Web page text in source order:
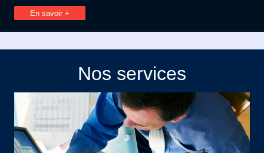
En savoir +
Nos services